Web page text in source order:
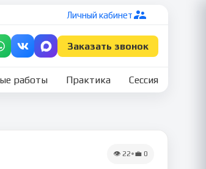
Личный кабинет
Заказать звонок
работы Практика Сессия
👁 22•💼 0